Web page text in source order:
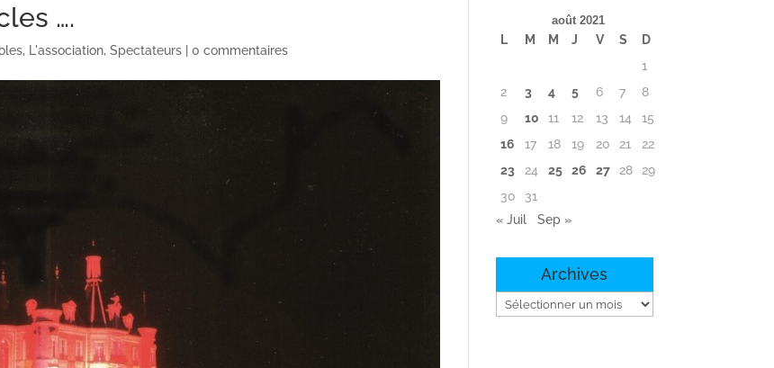
….
, L'association,Spectateurs |0 commentaires
août 2021
L M M J V S
D
1
2
3 4 5 6 7
8
9
10 11 12 13 14
15
16
17 18 19 20 21
22
23
24 25 26 27 28
29
30
31
« Juil
Sep »
Archives
Archives